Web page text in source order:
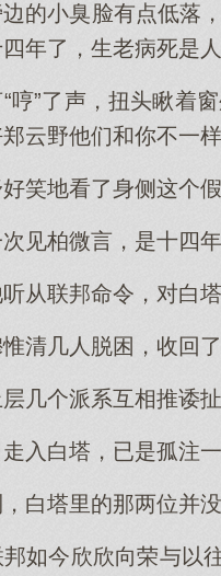
的小臭脸有点低落
年了，生老病死是
哼”了声，扭头瞅着
云野他们和你不一
笑地看了身侧这个
见柏微言，是十四年
从联邦命令，对白
清几人脱困，收回
几个派系互相推诿
入白塔，已是孤注
白塔里的那两位并没
如今欣欣向荣与以